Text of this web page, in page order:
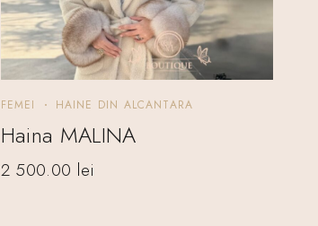
FEMEI HAINE DIN ALCANTARA
Haina MALINA
2 500.00 lei